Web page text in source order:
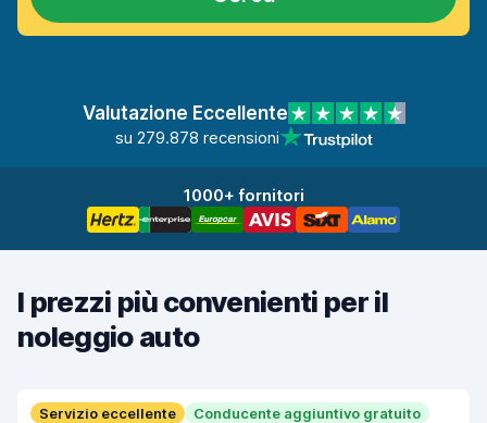
Valutazione Eccellente
su 279.878 recensioni
1000+ fornitori
I prezzi più convenienti per il
noleggio auto
Servizio eccellente Conducente aggiuntivo gratuito